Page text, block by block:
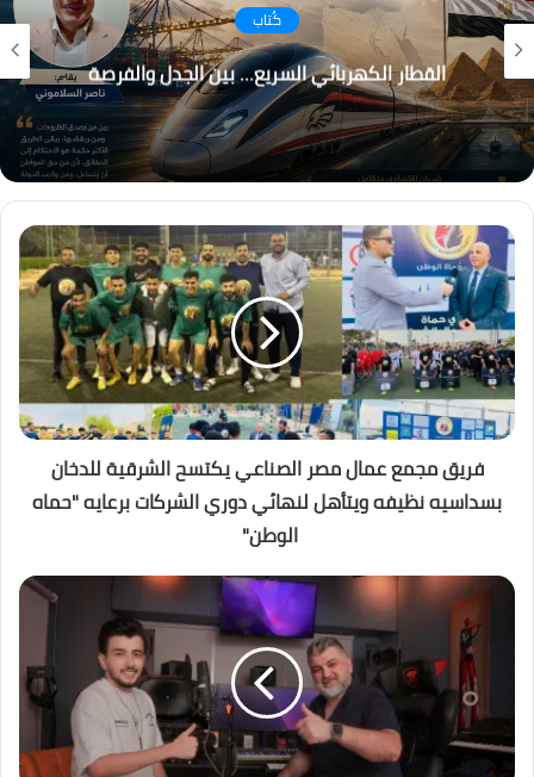
كُتاب
القطار الكهربائي السريع… بين الجدل والفرصة
فريق مجمع عمال مصر الصناعي يكتسح الشرقية للدخان
بسداسيه نظيفه ويتأهل لنهائي دوري الشركات برعايه "حماه
الوطن"